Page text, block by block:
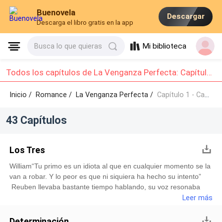
Buenovela
Descarga el libro gratis en la app
Descargar
Busca lo que quieras Mi biblioteca
Todos los capítulos de La Venganza Perfecta: Capítulo 1 - Capítulo 10
Inicio / Romance/La Venganza Perfecta / Capítulo 1 - Capítulo 10
43 Capítulos
Los Tres
William“Tu primo es un idiota al que en cualquier momento se la
van a robar. Y lo peor es que ni siquiera ha hecho su intento”
Reuben llevaba bastante tiempo hablando, su voz resonaba
lejana, el habitual ruido de fondo de cada mañana, un murmullo
esa frase captó su atención en medio de toda la palabrería.Era
Leer más